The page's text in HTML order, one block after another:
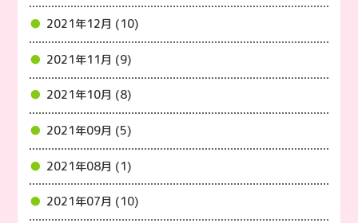
2021年12月 (10)
2021年11月 (9)
2021年10月 (8)
2021年09月 (5)
2021年08月 (1)
2021年07月 (10)